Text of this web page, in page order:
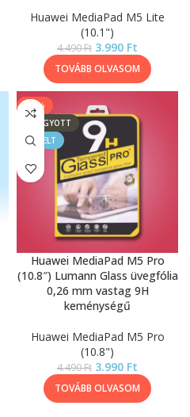
Huawei MediaPad M5 Lite
(10.1")
4.490Ft 3.990 Ft
TOVÁBB OLVASOM
-11%
ELFOGYOTT
KIEMELT
Huawei MediaPad M5 Pro
(10.8″) Lumann Glass üvegfólia
0,26 mm vastag 9H
keménységű
Huawei MediaPad M5 Pro
(10.8")
4.490Ft 3.990 Ft
TOVÁBB OLVASOM